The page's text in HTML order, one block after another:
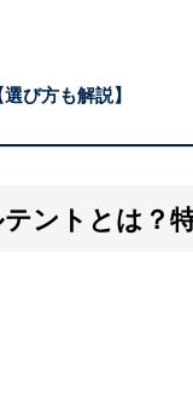
び方も解説】
ントとは？